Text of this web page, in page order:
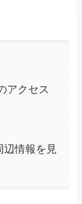
アクセス
辺情報を見